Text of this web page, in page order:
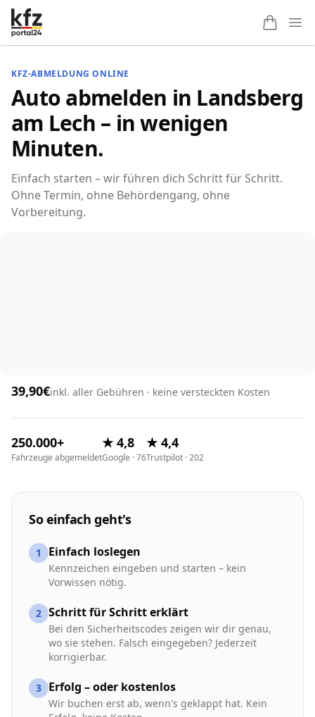
KFZ-ABMELDUNG ONLINE
Auto abmelden in Landsberg
am Lech – in wenigen
Minuten.
Einfach starten – wir führen dich Schritt für Schritt.
Ohne Termin, ohne Behördengang, ohne
Vorbereitung.
39,90€inkl. aller Gebühren · keine versteckten Kosten
250.000+
Fahrzeuge abgemeldet
★ 4,8
Google · 76
★ 4,4
Trustpilot · 202
So einfach geht's
1 Einfach loslegen
Kennzeichen eingeben und starten – kein
Vorwissen nötig.
2 Schritt für Schritt erklärt
Bei den Sicherheitscodes zeigen wir dir genau,
wo sie stehen. Falsch eingegeben? Jederzeit
korrigierbar.
3 Erfolg – oder kostenlos
Wir buchen erst ab, wenn's geklappt hat. Kein